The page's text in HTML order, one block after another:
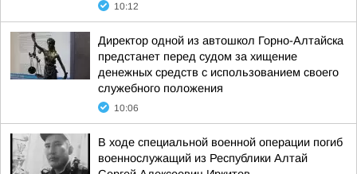
10:12
Директор одной из автошкол Горно-Алтайска
предстанет перед судом за хищение
денежных средств с использованием своего
служебного положения
10:06
В ходе специальной военной операции погиб
военнослужащий из Республики Алтай